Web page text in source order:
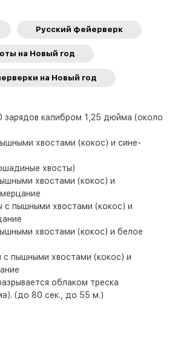
Русский фейерверк
на Новый год
на Новый год
зарядов калибром 1,25 дюйма (около
хвостами (кокос) и сине-
хвосты)
хвостами (кокос) и
с пышными хвостами (кокос) и
хвостами (кокос) и белое
с пышными хвостами (кокос) и
облаком треска
(до 80 сек., до 55 м.)